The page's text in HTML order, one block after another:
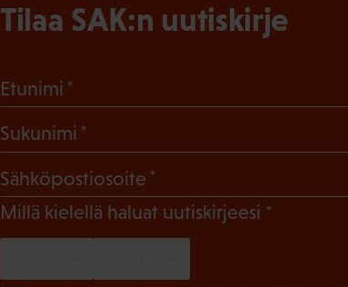
Tilaa SAK:n uutiskirje
Etunimi
Sukunimi
Sähköpostiosoite
Millä kielellä haluat uutiskirjeesi (Pakollinen)